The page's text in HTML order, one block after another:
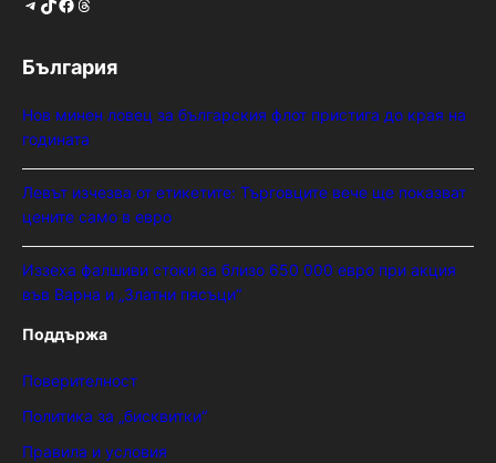
България
Нов минен ловец за българския флот пристига до края на
годината
Левът изчезва от етикетите: Търговците вече ще показват
цените само в евро
Иззеха фалшиви стоки за близо 650 000 евро при акция
във Варна и „Златни пясъци“
Поддържа
Поверителност
Политика за „бисквитки“
Правила и условия